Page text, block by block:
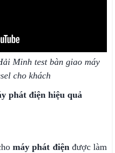
Minh test bàn giao máy
cho khách
phát điện hiệu quả
máy phát điệnđược làm